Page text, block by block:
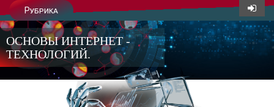
Рубрика
ОСНОВЫ ИНТЕРНЕТ -
ТЕХНОЛОГИЙ.